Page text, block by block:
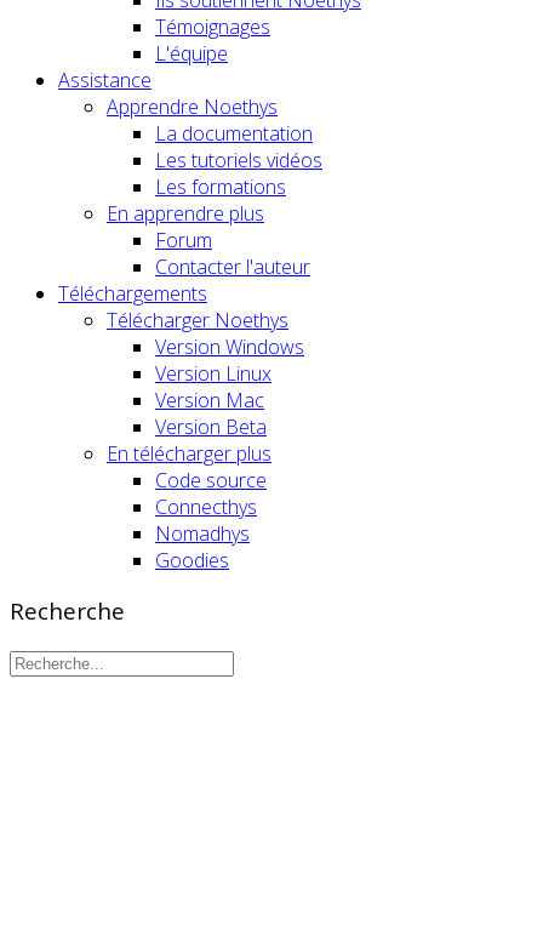
Témoignages
L'équipe
Assistance
Apprendre Noethys
La documentation
Les tutoriels vidéos
Les formations
En apprendre plus
Forum
Contacter l'auteur
Téléchargements
Télécharger Noethys
Version Windows
Version Linux
Version Mac
Version Beta
En télécharger plus
Code source
Connecthys
Nomadhys
Goodies
Recherche